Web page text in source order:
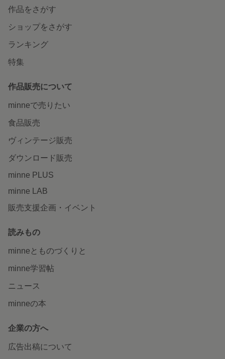
作品をさがす
ショップをさがす
ランキング
特集
作品販売について
minneで売りたい
食品販売
ヴィンテージ販売
ダウンロード販売
minne PLUS
minne LAB
販売支援企画・イベント
読みもの
minneとものづくりと
minne学習帖
ニュース
minneの本
企業の方へ
広告出稿について